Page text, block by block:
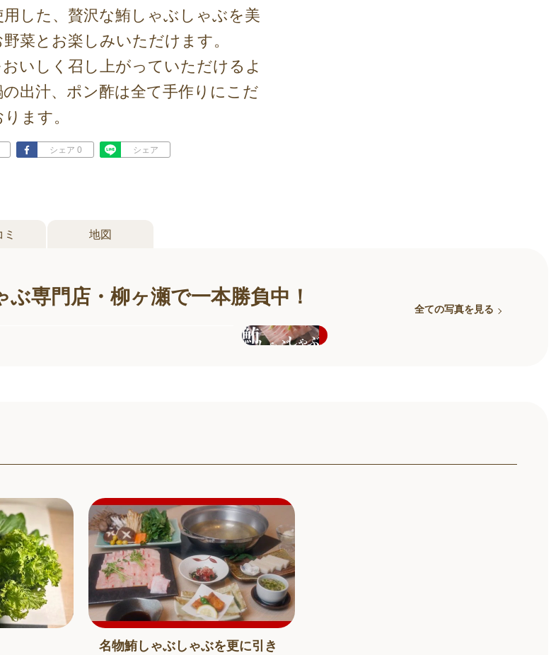
した、贅沢な鮪しゃぶしゃぶを美
菜とお楽しみいただけます。
いしく召し上がっていただけるよ
の出汁、ポン酢は全て手作りにこだ
ます。
シェア 0 シェア
地図
専門店・柳ヶ瀬で一本勝負中！
全ての写真を見る
名物鮪しゃぶしゃぶを更に引き